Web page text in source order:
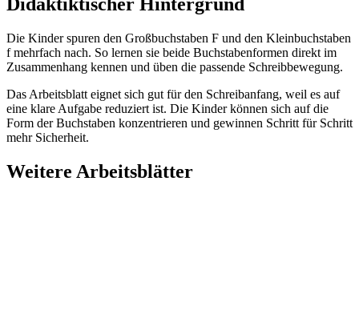
Die Kinder spuren den Großbuchstaben F und den Kleinbuchstaben
f mehrfach nach. So lernen sie beide Buchstabenformen direkt im
Zusammenhang kennen und üben die passende Schreibbewegung.
Das Arbeitsblatt eignet sich gut für den Schreibanfang, weil es auf
eine klare Aufgabe reduziert ist. Die Kinder können sich auf die
Form der Buchstaben konzentrieren und gewinnen Schritt für Schritt
mehr Sicherheit.
Weitere Arbeitsblätter